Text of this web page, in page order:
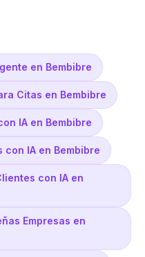
en Bembibre
Citas en Bembibre
IA en Bembibre
con IA en Bembibre
con IA en
Empresas en